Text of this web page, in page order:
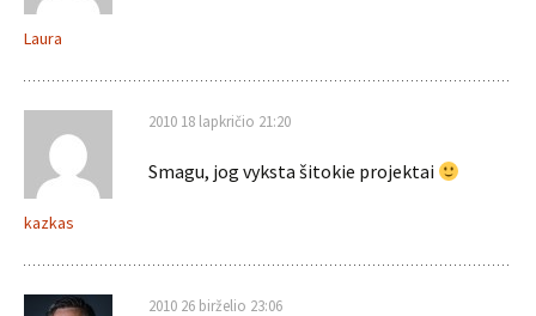
Laura
kazkas
2010 18 lapkričio 21:20
Smagu, jog vyksta šitokie projektai
2010 26 birželio 23:06